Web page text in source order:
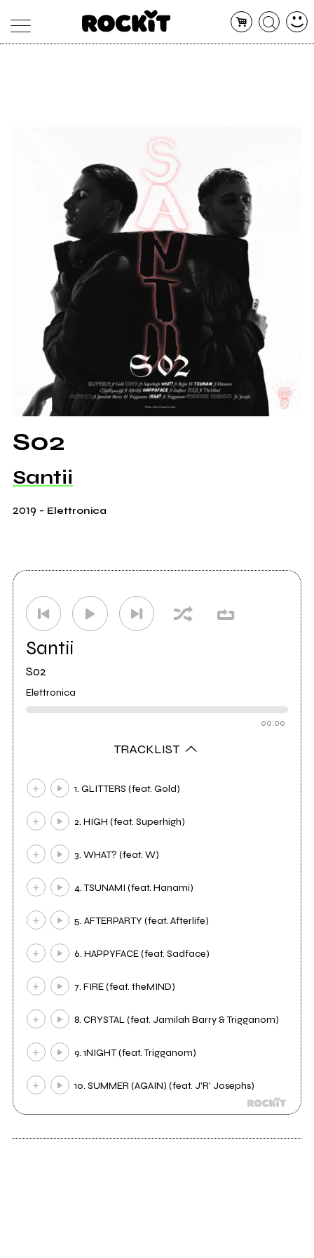
ARTISTI
RADIO
S02
Santii
2019 - Elettronica
Santii
S02
Elettronica
00:00
TRACKLIST
1. GLITTERS (feat. Gold)
2. HIGH (feat. Superhigh)
3. WHAT? (feat. W)
4. TSUNAMI (feat. Hanami)
5. AFTERPARTY (feat. Afterlife)
6. HAPPYFACE (feat. Sadface)
7. FIRE (feat. theMIND)
8. CRYSTAL (feat. Jamilah Barry & Trigganom)
9. 1NIGHT (feat. Trigganom)
10. SUMMER (AGAIN) (feat. J'R' Josephs)